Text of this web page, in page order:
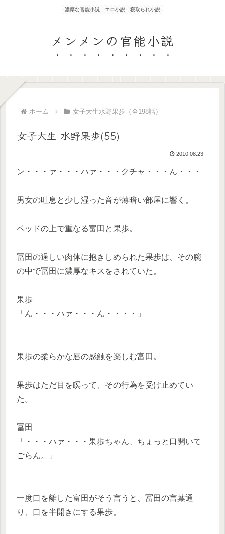
濃厚な官能小説 エロ小説 寝取られ小説
メンメンの官能小説
ホーム 女子大生水野果歩（全198話）
女子大生 水野果歩(55)
2010.08.23
ン・・・ァ・・・ハァ・・・クチャ・・・ん・・・
男女の吐息と少し湿った音が薄暗い部屋に響く。
ベッドの上で重なる富田と果歩。
冨田の逞しい肉体に抱きしめられた果歩は、その腕
の中で冨田に濃厚なキスをされていた。
果歩
「ん・・・ハァ・・・ん・・・・」
果歩の柔らかな唇の感触を楽しむ富田。
果歩はただ目を瞑って、その行為を受け止めてい
た。
冨田
「・・・ハァ・・・果歩ちゃん、ちょっと口開いて
ごらん。」
一度口を離した富田がそう言うと、冨田の言葉通
り、口を半開きにする果歩。